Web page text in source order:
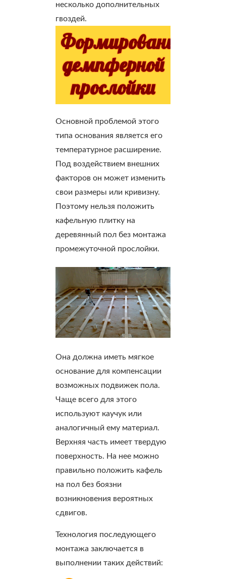
несколько дополнительных
гвоздей.
Формирование
демпферной
прослойки
Основной проблемой этого
типа основания является его
температурное расширение.
Под воздействием внешних
факторов он может изменить
свои размеры или кривизну.
Поэтому нельзя положить
кафельную плитку на
деревянный пол без монтажа
промежуточной прослойки.
Она должна иметь мягкое
основание для компенсации
возможных подвижек пола.
Чаще всего для этого
используют каучук или
аналогичный ему материал.
Верхняя часть имеет твердую
поверхность. На нее можно
правильно положить кафель
на пол без боязни
возникновения вероятных
сдвигов.
Технология последующего
монтажа заключается в
выполнении таких действий: